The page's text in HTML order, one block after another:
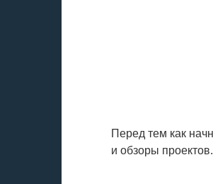
Перед тем как
и обзоры проектов.